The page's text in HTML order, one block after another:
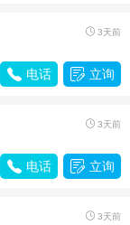
 3天前
 电话  立询
 3天前
 电话  立询
 3天前